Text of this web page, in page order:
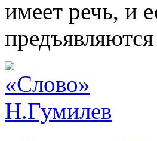
имеет речь, и